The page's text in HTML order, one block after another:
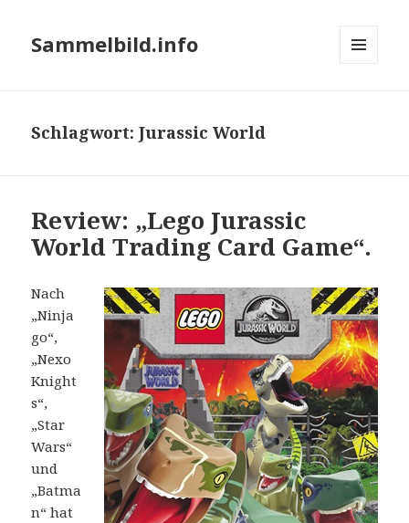
Sammelbild.info
Schlagwort:Jurassic World
Review: „Lego Jurassic
World Trading Card Game“.
Nach
„Ninja
go“,
„Nexo
Knight
s“,
„Star
Wars“
und
„Batma
n“ hat